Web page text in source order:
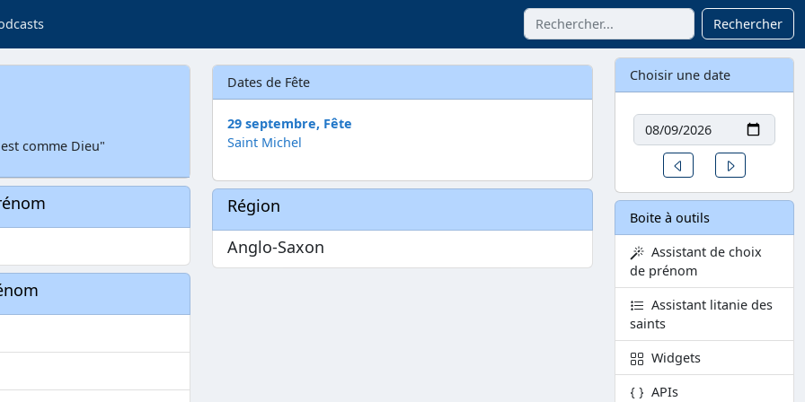
Rechercher
comme Dieu"
Dates de Fête
29 septembre, Fête
Saint Michel
Région
Anglo-Saxon
Choisir une date
Date
Un jour avant
Boite à outils
Assistant de choix
de prénom
Assistant litanie des
saints
Widgets
APIs